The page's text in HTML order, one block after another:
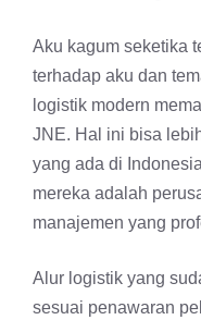
Aku kagum seketika
terhadap aku dan
logistik modern
JNE. Hal ini bisa
yang ada di
mereka adalah
manajemen yang
Alur logistik yang
sesuai penawaran